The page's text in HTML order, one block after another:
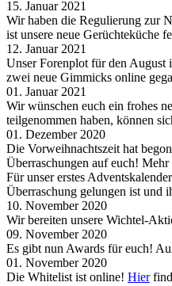
15. Januar 2021
Wir haben die Regulierung zur
ist unsere neue Gerüchteküche
12. Januar 2021
Unser Forenplot für den August
zwei neue Gimmicks online
01. Januar 2021
Wir wünschen euch ein frohes
teilgenommen haben, können
01. Dezember 2020
Die Vorweihnachtszeit hat
Überraschungen auf euch! Mehr
Für unser erstes
Überraschung gelungen ist und
10. November 2020
Wir bereiten unsere Wichtel-
09. November 2020
Es gibt nun Awards für euch!
01. November 2020
Die Whitelist ist online! Hier